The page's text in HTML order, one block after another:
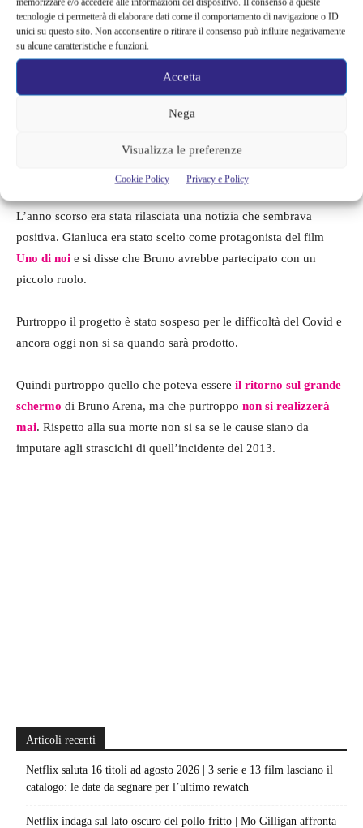
tecnologie ci permetterà di elaborare dati come il comportamento di navigazione o ID
unici su questo sito. Non acconsentire o ritirare il consenso può influire negativamente
su alcune caratteristiche e funzioni.
Accetta
Nega
Visualizza le preferenze
Cookie Policy Privacy e Policy
L’anno scorso era stata rilasciata una notizia che sembrava
positiva. Gianluca era stato scelto come protagonista del film
Uno di noi e si disse che Bruno avrebbe partecipato con un
piccolo ruolo.
Purtroppo il progetto è stato sospeso per le difficoltà del Covid e
ancora oggi non si sa quando sarà prodotto.
Quindi purtroppo quello che poteva essere il ritorno sul grande
schermo di Bruno Arena, ma che purtroppo non si realizzerà
mai. Rispetto alla sua morte non si sa se le cause siano da
imputare agli strascichi di quell’incidente del 2013.
Articoli recenti
Netflix saluta 16 titoli ad agosto 2026 | 3 serie e 13 film lasciano il
catalogo: le date da segnare per l’ultimo rewatch
Netflix indaga sul lato oscuro del pollo fritto | Mo Gilligan affronta